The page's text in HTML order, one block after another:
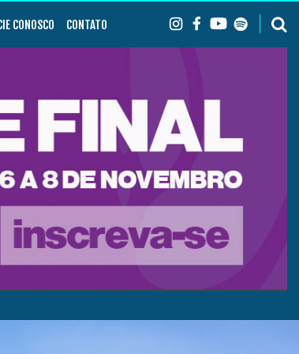
CONOSCO CONTATO